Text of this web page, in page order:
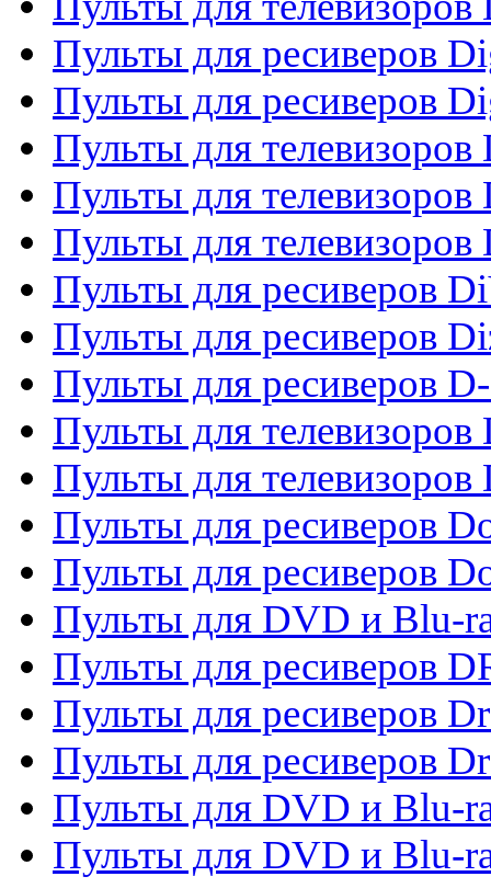
Пульты для ресиверов
Пульты для ресиверов
Пульты для
Пульты для
Пульты для телевизоров
Пульты для ресиверов
Пульты для ресиверов
Пульты для ресиверов
Пульты для телевизоров
Пульты для
Пульты для ресиверов
Пульты для ресиверов
Пульты для DVD и Blu-
Пульты для ресиверов
Пульты для ресиверов
Пульты для ресиверов
Пульты для DVD и Blu-
Пульты для DVD и Blu-